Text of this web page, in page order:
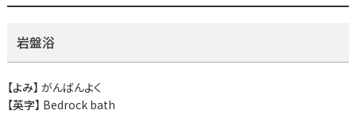
岩盤浴
【よみ】 がんばんよく
【英字】 Bedrock bath